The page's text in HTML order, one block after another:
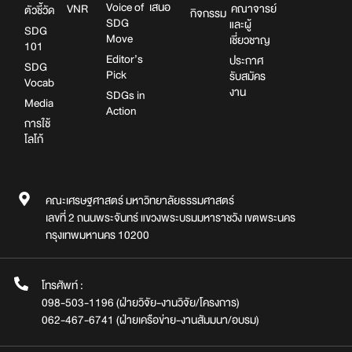
ตัวชี้วัด
SDG
101
SDG
Vocab
Media
การใช้
โลโก้
VNR
Voice of
SDG
Move
Editor’s
Pick
SDGs in
Action
เสนอ
กิจกรรม คณาจารย์
และผู้
เชี่ยวชาญ
ประกาศ
รับสมัคร
งาน
คณะเศรษฐศาสตร์ มหาวิทยาลัยธรรมศาสตร์
เลขที่ 2 ถนนพระจันทร์ แขวงพระบรมมหาราชวัง เขตพระนคร
กรุงเทพมหานคร 10200
โทรศัพท์ :
098-503-1196 (ฝ่ายวิจัย-งานวิจัย/โครงการ)
062-467-6741 (ฝ่ายเครือข่าย-งานสัมมนา/อบรม)